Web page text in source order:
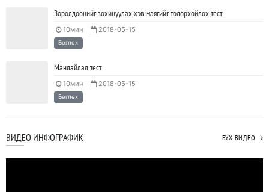
Зөрөлдөөнийг зохицуулах хэв маягийг тодорхойлох тест
10мин 2018-05-15
Бөглөх
Манлайлал тест
10мин 2018-05-15
Бөглөх
ВИДЕО ИНФОГРАФИК БҮХ ВИДЕО